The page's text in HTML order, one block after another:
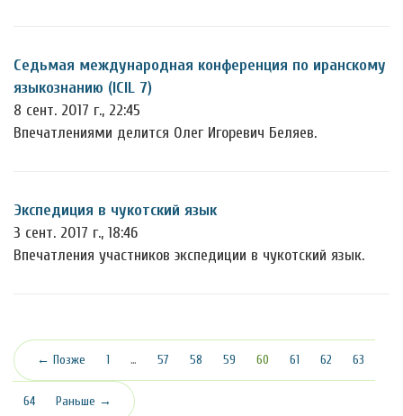
Седьмая международная конференция по иранскому
языкознанию (ICIL 7)
8 сент. 2017 г., 22:45
Впечатлениями делится Олег Игоревич Беляев.
Экспедиция в чукотский язык
3 сент. 2017 г., 18:46
Впечатления участников экспедиции в чукотский язык.
← Позже 1 … 57 58 59 60 (текущая)
61 62 63
64 Раньше →